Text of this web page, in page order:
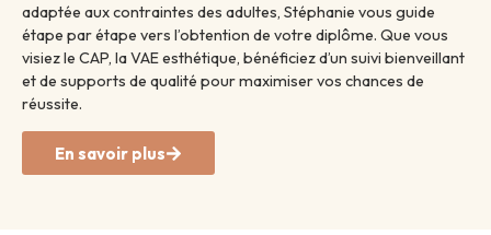
adaptée aux contraintes des adultes, Stéphanie vous guide
étape par étape vers l’obtention de votre diplôme. Que vous
visiez le CAP, la VAE esthétique, bénéficiez d’un suivi bienveillant
et de supports de qualité pour maximiser vos chances de
réussite.
En savoir plus